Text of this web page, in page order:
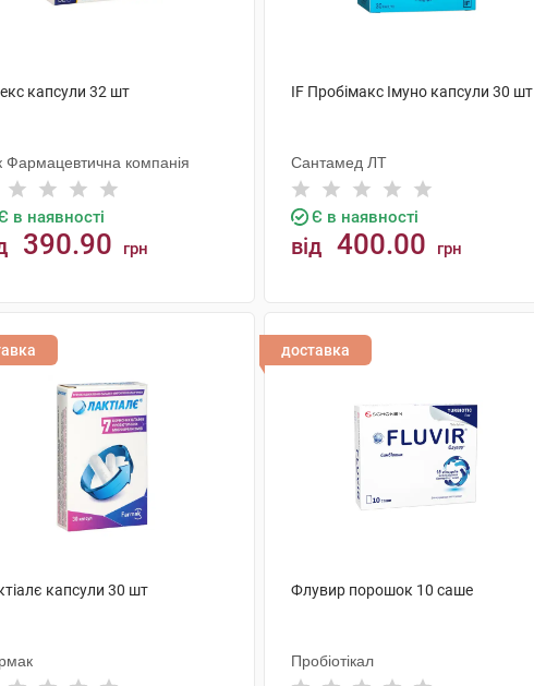
капсули 32 шт
Фармацевтична компанія
в наявності
390.90 грн
IF Пробімакс Імуно капсули 30 шт
Сантамед ЛТ
Є в наявності
від 400.00 грн
капсули 30 шт
доставка
Флувир порошок 10 саше
Пробіотікал